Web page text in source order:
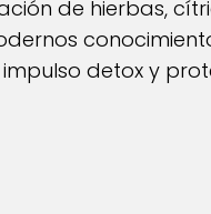
de hierbas,
detox y